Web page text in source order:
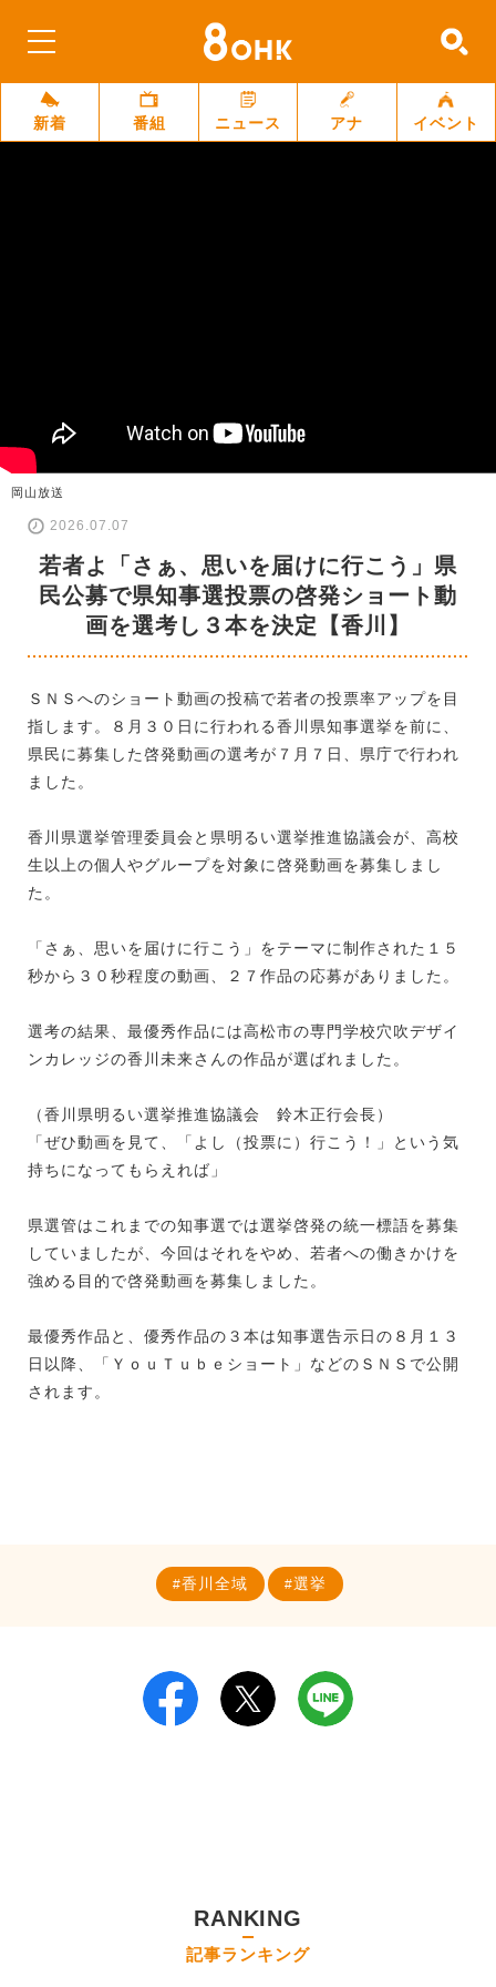
新着 番組 ニュース アナ イベント
岡山放送
2026.07.07
若者よ「さぁ、思いを届けに行こう」県
民公募で県知事選投票の啓発ショート動
画を選考し３本を決定【香川】
ＳＮＳへのショート動画の投稿で若者の投票率アップを目
指します。８月３０日に行われる香川県知事選挙を前に、
県民に募集した啓発動画の選考が７月７日、県庁で行われ
ました。
香川県選挙管理委員会と県明るい選挙推進協議会が、高校
生以上の個人やグループを対象に啓発動画を募集しまし
た。
「さぁ、思いを届けに行こう」をテーマに制作された１５
秒から３０秒程度の動画、２７作品の応募がありました。
選考の結果、最優秀作品には高松市の専門学校穴吹デザイ
ンカレッジの香川未来さんの作品が選ばれました。
（香川県明るい選挙推進協議会 鈴木正行会長）
「ぜひ動画を見て、「よし（投票に）行こう！」という気
持ちになってもらえれば」
県選管はこれまでの知事選では選挙啓発の統一標語を募集
していましたが、今回はそれをやめ、若者への働きかけを
強める目的で啓発動画を募集しました。
最優秀作品と、優秀作品の３本は知事選告示日の８月１３
日以降、「ＹｏｕＴｕｂｅショート」などのＳＮＳで公開
されます。
香川全域 選挙
RANKING
記事ランキング